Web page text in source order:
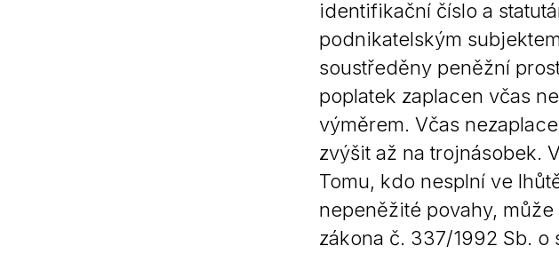
identifikační číslo a
podnikatelským
soustředěny peněžní
poplatek zaplacen včas
výměrem. Včas
zvýšit až na trojnásobek.
Tomu, kdo nesplní ve
nepeněžité povahy,
zákona č. 337/1992 Sb.